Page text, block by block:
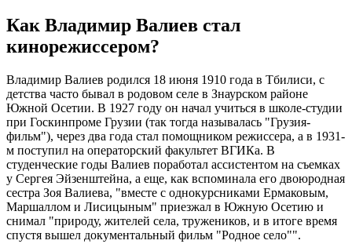
Как Владимир Валиев стал
кинорежиссером?
Владимир Валиев родился 18 июня 1910 года в Тбилиси, с
детства часто бывал в родовом селе в Знаурском районе
Южной Осетии. В 1927 году он начал учиться в школе-студии
при Госкинпроме Грузии (так тогда называлась "Грузия-
фильм"), через два года стал помощником режиссера, а в 1931-
м поступил на операторский факультет ВГИКа. В
студенческие годы Валиев поработал ассистентом на съемках
у Сергея Эйзенштейна, а еще, как вспоминала его двоюродная
сестра Зоя Валиева, "вместе с однокурсниками Ермаковым,
Маршаллом и Лисицыным" приезжал в Южную Осетию и
снимал "природу, жителей села, тружеников, и в итоге время
спустя вышел документальный фильм "Родное село"".